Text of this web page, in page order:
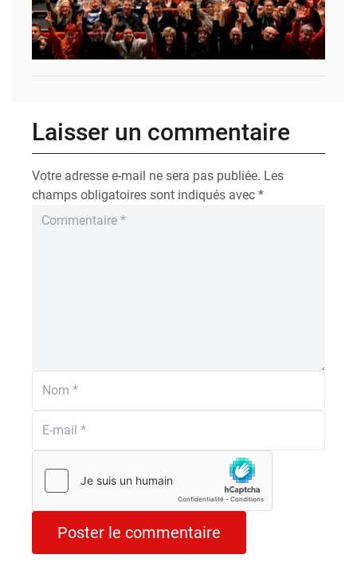
Laisser un commentaire
Votre adresse e-mail ne sera pas publiée. Les
champs obligatoires sont indiqués avec *